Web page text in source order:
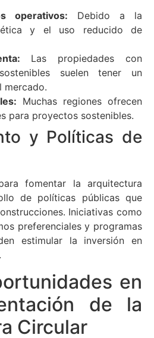
operativos: Debido a la
y el uso reducido de
Las propiedades con
suelen tener un
mercado.
Muchas regiones ofrecen
para proyectos sostenibles.
y Políticas de
fomentar la arquitectura
de políticas públicas que
Iniciativas como
preferenciales y programas
estimular la inversión en
en
de la
Circular